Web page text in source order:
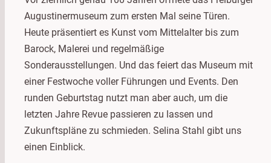
Augustinermuseum zum ersten Mal seine Türen.
Heute präsentiert es Kunst vom Mittelalter bis zum
Barock, Malerei und regelmäßige
Sonderausstellungen. Und das feiert das Museum mit
einer Festwoche voller Führungen und Events. Den
runden Geburtstag nutzt man aber auch, um die
letzten Jahre Revue passieren zu lassen und
Zukunftspläne zu schmieden. Selina Stahl gibt uns
einen Einblick.